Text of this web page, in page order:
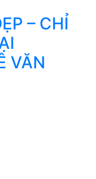
– CHỈ
VĂN